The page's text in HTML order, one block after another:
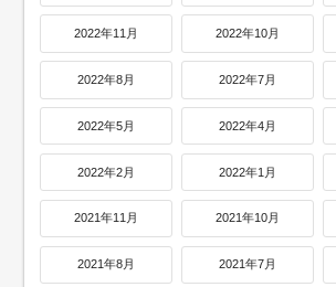
2022年11月 2022年10月
2022年8月 2022年7月
2022年5月 2022年4月
2022年2月 2022年1月
2021年11月 2021年10月
2021年8月 2021年7月